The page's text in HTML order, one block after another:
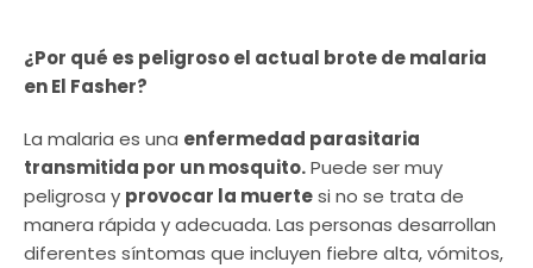
¿Por qué es peligroso el actual brote de malaria
en El Fasher?
La malaria es una enfermedad parasitaria
transmitida por un mosquito.Puede ser muy
peligrosa y provocar la muertesi no se trata de
manera rápida y adecuada. Las personas desarrollan
diferentes síntomas que incluyen fiebre alta, vómitos,